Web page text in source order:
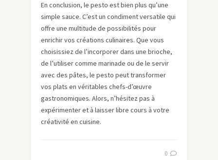
En conclusion, le pesto est bien plus qu’une
simple sauce. C’est un condiment versatile qui
offre une multitude de possibilités pour
enrichir vos créations culinaires. Que vous
choisissiez de l’incorporer dans une brioche,
de l’utiliser comme marinade ou de le servir
avec des pâtes, le pesto peut transformer
vos plats en véritables chefs-d’œuvre
gastronomiques. Alors, n’hésitez pas à
expérimenter et à laisser libre cours à votre
créativité en cuisine.
0